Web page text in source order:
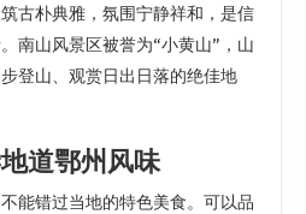
古朴典雅，氛围宁静祥和，是信
南山风景区被誉为“小黄山”，山
登山、观赏日出日落的绝佳地
道鄂州风味
能错过当地的特色美食。可以品